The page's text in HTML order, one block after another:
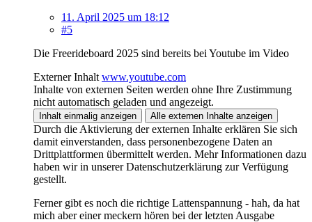
11. April 2025 um 18:12
#5
Die Freerideboard 2025 sind bereits bei Youtube im Video
Externer Inhalt www.youtube.com
Inhalte von externen Seiten werden ohne Ihre Zustimmung
nicht automatisch geladen und angezeigt.
Inhalt einmalig anzeigen Alle externen Inhalte anzeigen
Durch die Aktivierung der externen Inhalte erklären Sie sich
damit einverstanden, dass personenbezogene Daten an
Drittplattformen übermittelt werden. Mehr Informationen dazu
haben wir in unserer Datenschutzerklärung zur Verfügung
gestellt.
Ferner gibt es noch die richtige Lattenspannung - hah, da hat
mich aber einer meckern hören bei der letzten Ausgabe